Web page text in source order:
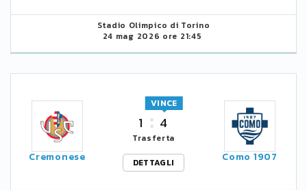
Stadio Olimpico di Torino
24 mag 2026 ore 21:45
Cremonese
1 4
VINCE
Trasferta
DETTAGLI
Como 1907